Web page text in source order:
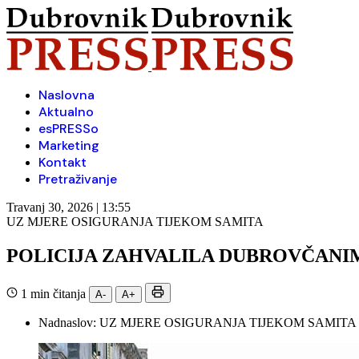
Naslovna
Aktualno
esPRESSo
Marketing
Kontakt
Pretraživanje
Travanj 30, 2026 | 13:55
UZ MJERE OSIGURANJA TIJEKOM SAMITA
POLICIJA ZAHVALILA
1 min čitanja A- A+
Nadnaslov: UZ MJERE OSIGURANJA TIJEKOM SAMITA